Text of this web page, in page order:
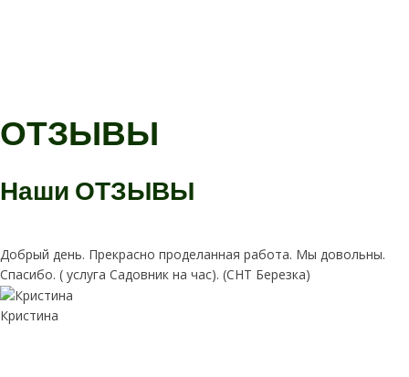
ОТЗЫВЫ
Наши ОТЗЫВЫ
Добрый день. Прекрасно проделанная работа. Мы довольны.
Спасибо. ( услуга Садовник на час). (СНТ Березка)
Кристина